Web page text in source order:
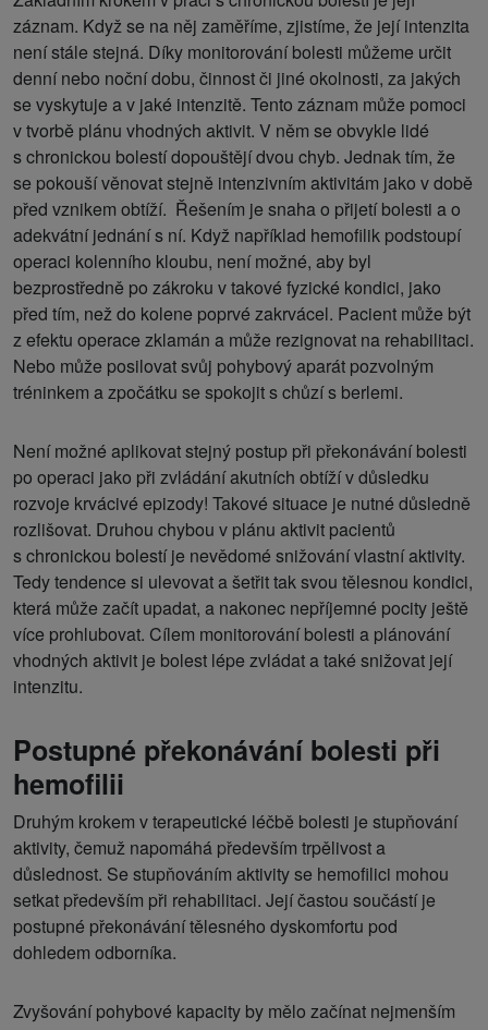
záznam. Když se na něj zaměříme, zjistíme, že její intenzita
není stále stejná. Díky monitorování bolesti můžeme určit
denní nebo noční dobu, činnost či jiné okolnosti, za jakých
se vyskytuje a v jaké intenzitě. Tento záznam může pomoci
v tvorbě plánu vhodných aktivit. V něm se obvykle lidé
s chronickou bolestí dopouštějí dvou chyb. Jednak tím, že
se pokouší věnovat stejně intenzivním aktivitám jako v době
před vznikem obtíží. Řešením je snaha o přijetí bolesti a o
adekvátní jednání s ní. Když například hemofilik podstoupí
operaci kolenního kloubu, není možné, aby byl
bezprostředně po zákroku v takové fyzické kondici, jako
před tím, než do kolene poprvé zakrvácel. Pacient může být
z efektu operace zklamán a může rezignovat na rehabilitaci.
Nebo může posilovat svůj pohybový aparát pozvolným
tréninkem a zpočátku se spokojit s chůzí s berlemi.
Není možné aplikovat stejný postup při překonávání bolesti
po operaci jako při zvládání akutních obtíží v důsledku
rozvoje krvácivé epizody! Takové situace je nutné důsledně
rozlišovat. Druhou chybou v plánu aktivit pacientů
s chronickou bolestí je nevědomé snižování vlastní aktivity.
Tedy tendence si ulevovat a šetřit tak svou tělesnou kondici,
která může začít upadat, a nakonec nepříjemné pocity ještě
více prohlubovat. Cílem monitorování bolesti a plánování
vhodných aktivit je bolest lépe zvládat a také snižovat její
intenzitu.
Postupné překonávání bolesti při
hemofilii
Druhým krokem v terapeutické léčbě bolesti je stupňování
aktivity, čemuž napomáhá především trpělivost a
důslednost. Se stupňováním aktivity se hemofilici mohou
setkat především při rehabilitaci. Její častou součástí je
postupné překonávání tělesného dyskomfortu pod
dohledem odborníka.
Zvyšování pohybové kapacity by mělo začínat nejmenším